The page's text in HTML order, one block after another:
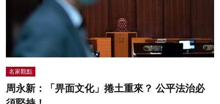
名家觀點
周永新：「畀面文化」捲土重來？ 公平法治必